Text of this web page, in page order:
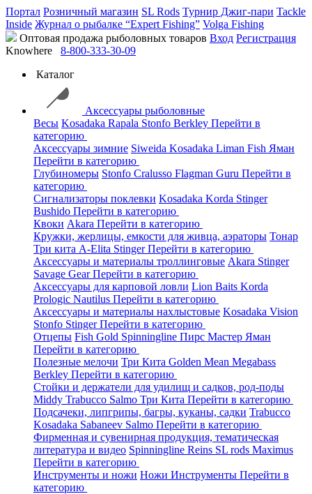
Портал Розничный магазин SL Rods Турнир Джиг-пари Tackle
Inside Журнал о рыбалке “Expert Fishing” Volga Fishing
Оптовая продажа рыболовных товаров Вход Регистрация
Knowhere
8-800-333-30-09
Каталог
Аксессуары рыболовные
Весы Kosadaka Rapala Stonfo Berkley Перейти в
категорию
Аксессуары зимние Siweida Kosadaka Liman Fish Яман
Перейти в категорию
Глубиномеры Stonfo Cralusso Flagman Guru Перейти в
категорию
Сигнализаторы поклевки Kosadaka Korda Stinger
Bushido Перейти в категорию
Квоки Akara Перейти в категорию
Кружки, жерлицы, емкости для живца, аэраторы Тонар
Три кита A-Elita StingerПерейти в категорию
Аксессуары и материалы троллинговые Akara Stinger
Savage GearПерейти в категорию
Аксессуары для карповой ловли Lion Baits Korda
Prologic Nautilus Перейти в категорию
Аксессуары и материалы нахлыстовые Kosadaka Vision
Stonfo StingerПерейти в категорию
Отцепы Fish Gold Spinningline Пирс Мастер Яман
Перейти в категорию
Полезные мелочи Три Кита Golden Mean Megabass
Berkley Перейти в категорию
Стойки и держатели для удилищ и садков, род-поды
Middy Trabucco Salmo Три Кита Перейти в категорию
Подсачеки, липгрипы, багры, куканы, садки Trabucco
Kosadaka Sabaneev Salmo Перейти в категорию
Фирменная и сувенирная продукция, тематическая
литература и видео Spinningline Reins SL rods Maximus
Перейти в категорию
Инструменты и ножи Ножи Инструменты Перейти в
категорию